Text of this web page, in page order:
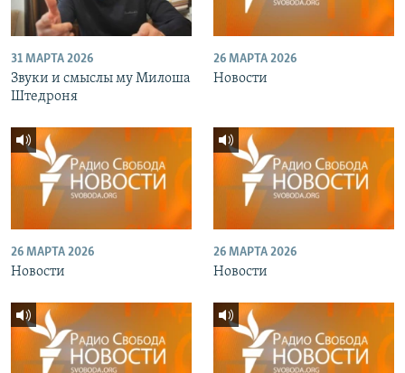
31 МАРТА 2026
Звуки и смыслы му Милоша
Штедроня
26 МАРТА 2026
Новости
26 МАРТА 2026
Новости
26 МАРТА 2026
Новости